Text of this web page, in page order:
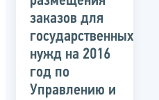
заказов для
государственных
нужд на 2016
год по
Управлению и